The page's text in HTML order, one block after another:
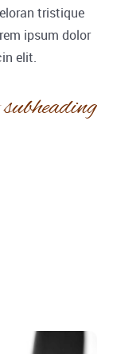
tristique
ipsum dolor
elit.